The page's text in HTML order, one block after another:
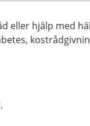
eller hjälp med